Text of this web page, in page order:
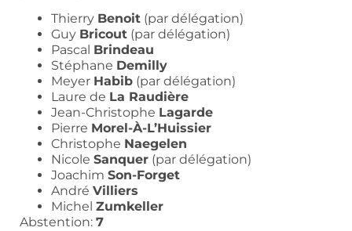
Thierry Benoit (par délégation)
Guy Bricout (par délégation)
Pascal Brindeau
Stéphane Demilly
Meyer Habib (par délégation)
Laure de La Raudière
Jean-Christophe Lagarde
Pierre Morel-À-L’Huissier
Christophe Naegelen
Nicole Sanquer (par délégation)
Joachim Son-Forget
André Villiers
Michel Zumkeller
Abstention: 7